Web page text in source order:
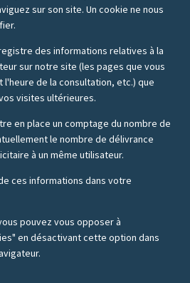
sur son site. Un cookie ne nous
des informations relatives à la
sur notre site (les pages que vous
de la consultation, etc.) que
visites ultérieures.
en place un comptage du nombre de
le nombre de délivrance
à un même utilisateur.
ces informations dans votre
pouvez vous opposer à
en désactivant cette option dans